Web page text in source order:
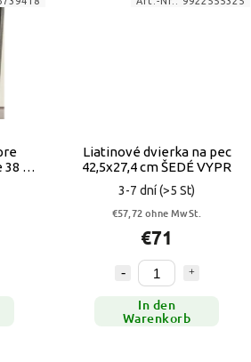
cm
Liatinové dvierka na pec
42,5x27,4 cm ŠEDÉ VYPR
3-7 dní(>5 St)
€57,72 ohne MwSt.
€71
In den
Warenkorb